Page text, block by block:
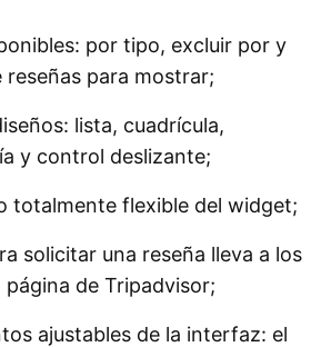
por tipo, excluir por y
reseñas para mostrar;
lista, cuadrícula,
y control deslizante;
totalmente flexible del widget;
solicitar una reseña lleva a los
página de Tripadvisor;
ajustables de la interfaz: el